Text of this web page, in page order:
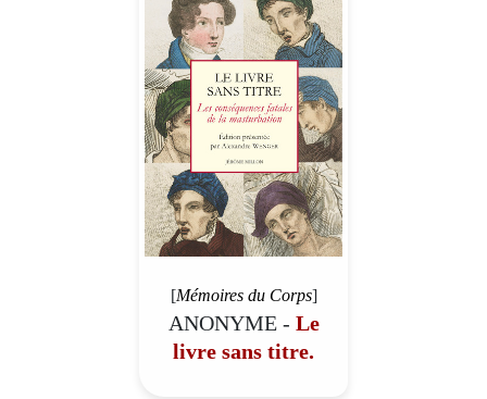
[Mémoires du Corps]
ANONYME - Le
livre sans titre.